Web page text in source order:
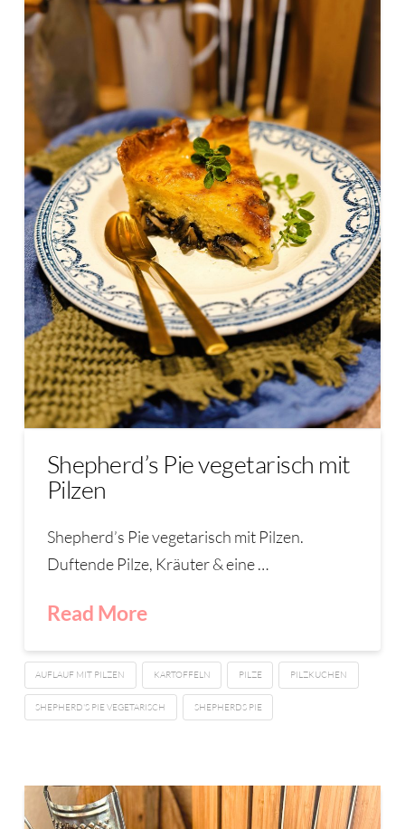
Shepherd’s Pie vegetarisch mit
Pilzen
Shepherd’s Pie vegetarisch mit Pilzen.
Duftende Pilze, Kräuter & eine …
Read More
AUFLAUF MIT PILZEN KARTOFFELN PILZE PILZKUCHEN
SHEPHERD'S PIE VEGETARISCH SHEPHERDS PIE